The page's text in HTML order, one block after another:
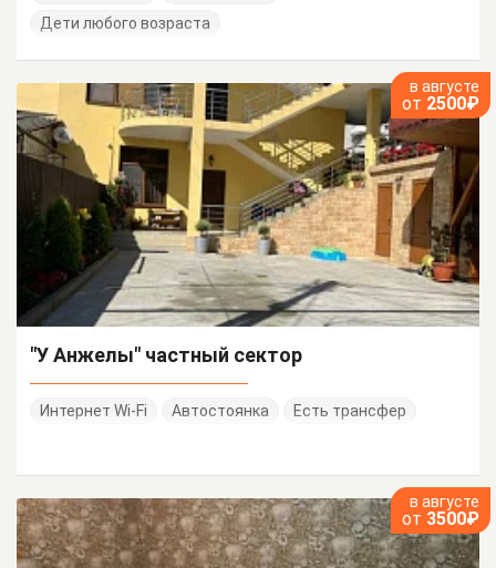
Дети любого возраста
в августе
от 2500₽
"У Анжелы" частный сектор
Интернет Wi-Fi Автостоянка Есть трансфер
в августе
от 3500₽